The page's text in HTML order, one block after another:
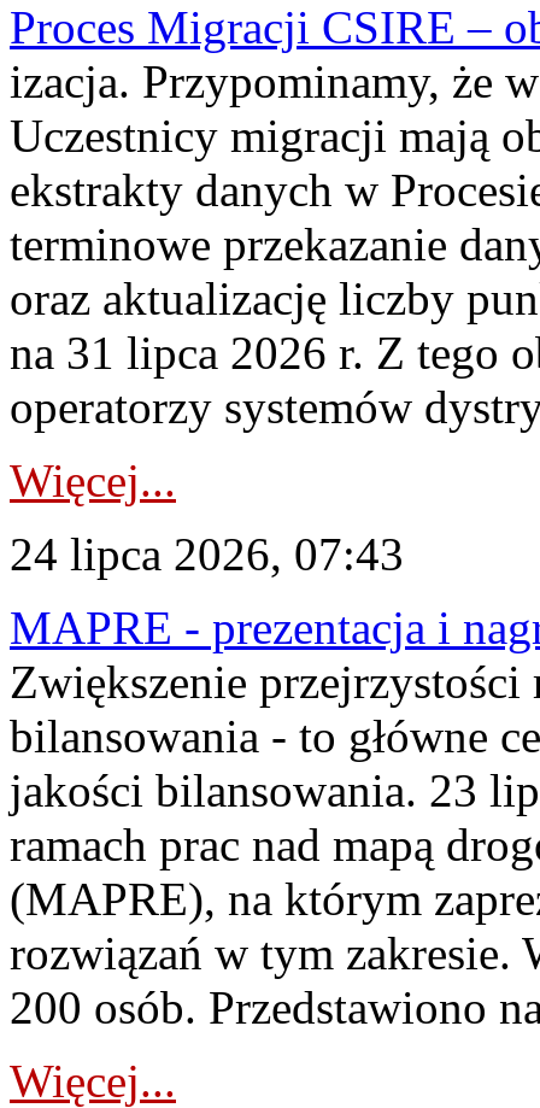
Proces Migracji CSIRE –
izacja. Przypominamy, że
Uczestnicy migracji mają
ekstrakty danych w
terminowe przekazanie
oraz aktualizację liczby
na 31 lipca 2026 r. Z tego
operatorzy systemów
Więcej...
24 lipca 2026, 07:43
MAPRE - prezentacja i
Zwiększenie
bilansowania - to główne
jakości bilansowania. 23
ramach prac nad mapą
(MAPRE), na którym
rozwiązań w tym zakresie.
200 osób. Przedstawiono
Więcej...